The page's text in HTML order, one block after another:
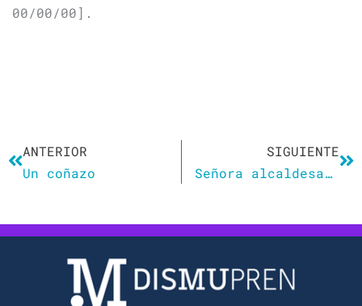
00/00/00].
ANTERIOR
Un coñazo
SIGUIENTE
Señora alcaldesa de Barcelona